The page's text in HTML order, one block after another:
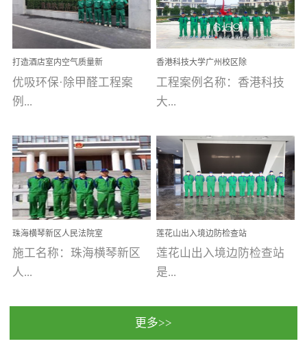
产产品都经过严格的质检
程序；生产车间为优吸总
部和全国分支机构生产光
触媒、净醛王、祛味剂等
优吸系列产品，保质保量
完成生产任务，确保全国
求。资质优势团队优势分
支优势优吸环保是一棵正
茁壮成长的树，只要我们
人人都爱护她、珍惜她、
她将越来越枝繁叶茂，终
将会成为一棵参天大树！
优吸环保截止2020年拥有
全国600家网点分支机构。
内空气治理项目深圳安居
乐寓 深圳市安居乐寓
为深圳安居集团旗下城...
小学(珠江湾校区)项目地
址：广州市南沙区海滨路
南沙珠江湾江门市蓬江区
禾...
打造酒店室内空气质量新
标杆——优吸环保·标杆之
作：东莞美豪雅致酒店室
内空气治理工程纪实
优吸环保·除甲醛工程案
例...
【东莞美豪雅致酒店】室
内空气治理项目东莞美豪
雅致酒店 东莞美豪雅
致酒店是为中高端人士...
香港科技大学广州校区除
甲醛项目圆满完成
工程案例名称：香港科技
大...
学广州校区室内空气治
理 工程案例地址：广
州南沙区·香港科技大学(广
州)校区 工程案...
珠海横琴新区人民法院室
内除甲醛空气治理项目
施工名称：珠海横琴新区
人...
民法院室内除甲醛空气治
莲花山出入境边防检查站
室内除甲醛空气治理项目
莲花山出入境边防检查站
是...
国家通过设在对外开放口
更多>>